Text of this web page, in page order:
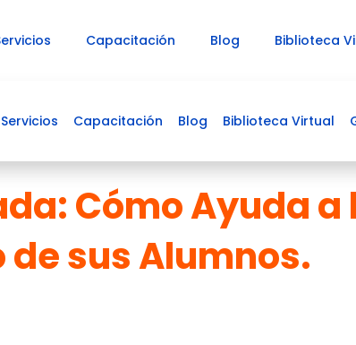
Capacitación Blog Biblioteca
Carrito
Servicios Capacitación Blog Biblioteca Virtual
Cómo Ayuda
sus Alumnos.